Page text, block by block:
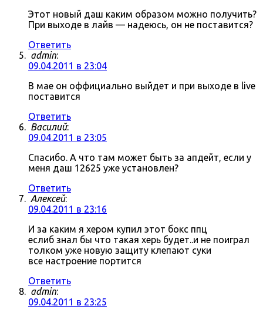
Этот новый даш каким образом можно получить?
При выходе в лайв — надеюсь, он не поставится?
Ответить
admin:
09.04.2011 в 23:04
В мае он оффициально выйдет и при выходе в live
поставится
Ответить
Василий:
09.04.2011 в 23:05
Спасибо. А что там может быть за апдейт, если у
меня даш 12625 уже установлен?
Ответить
Алексей:
09.04.2011 в 23:16
И за каким я хером купил этот бокс ппц
еслиб знал бы что такая херь будет..и не поиграл
толком уже новую защиту клепают суки
все настроение портится
Ответить
admin:
09.04.2011 в 23:25